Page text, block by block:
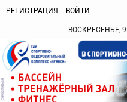
РЕГИСТРАЦИЯ ВОЙТИ
ВОСКРЕСЕНЬЕ,